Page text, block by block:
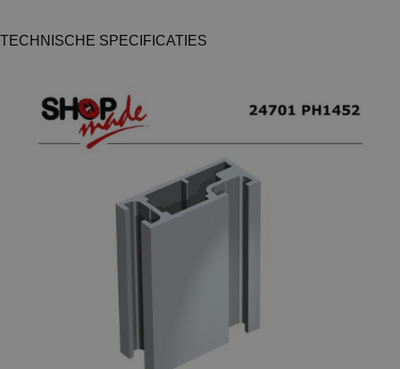
TECHNISCHE SPECIFICATIES